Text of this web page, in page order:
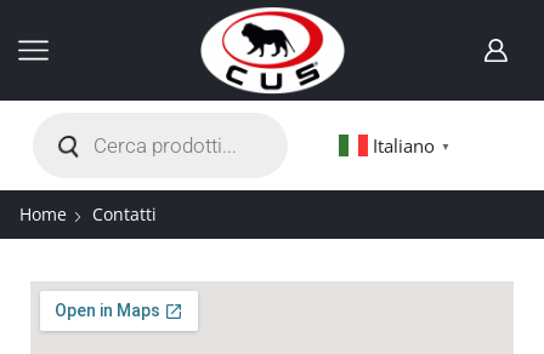
Italiano ▼
Home Contatti